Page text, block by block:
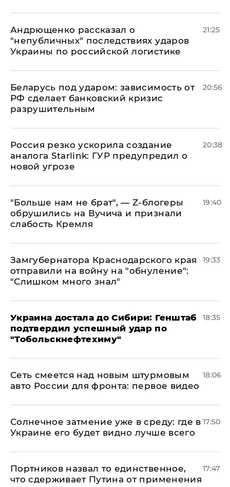
Андрющенко рассказал о
"непубличных" последствиях ударов
Украины по российской логистике
21:25
Беларусь под ударом: зависимость от
РФ сделает банковский кризис
разрушительным
20:56
​Россия резко ускорила создание
аналога Starlink: ГУР предупредил о
новой угрозе
20:38
​"Больше нам не брат", — Z-блогеры
обрушились на Вучича и признали
слабость Кремля
19:40
Замгубернатора Краснодарского края
отправили на войну на "обнуление":
"Слишком много знал"
19:33
Украина достала до Сибири: Генштаб
подтвердил успешный удар по
"Тобольскнефтехиму"
18:35
Сеть смеется над новым штурмовым
авто России для фронта: первое видео
18:06
​Солнечное затмение уже в среду: где в
Украине его будет видно лучше всего
17:50
Портников назвал то единственное,
что сдерживает Путина от применения
17:47